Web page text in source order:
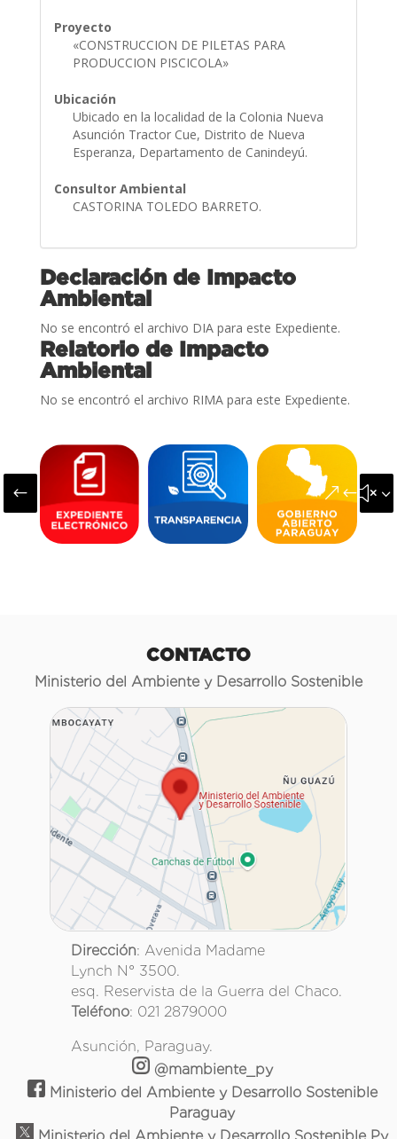
Proyecto
«CONSTRUCCION DE PILETAS PARA
PRODUCCION PISCICOLA»
Ubicación
Ubicado en la localidad de la Colonia Nueva
Asunción Tractor Cue, Distrito de Nueva
Esperanza, Departamento de Canindeyú.
Consultor Ambiental
CASTORINA TOLEDO BARRETO.
Declaración de Impacto
Ambiental
No se encontró el archivo DIA para este Expediente.
Relatorio de Impacto
Ambiental
No se encontró el archivo RIMA para este Expediente.
#
CONTACTO
Ministerio del Ambiente y Desarrollo Sostenible
Dirección: Avenida Madame
Lynch N° 3500.
esq. Reservista de la Guerra del Chaco.
Teléfono: 021 2879000
Asunción, Paraguay.
@mambiente_py
Ministerio del Ambiente y Desarrollo Sostenible
Paraguay